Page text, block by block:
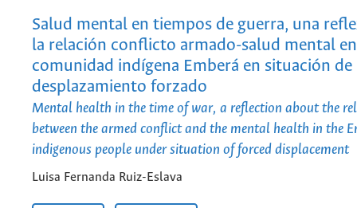
Salud mental en tiempos de guerra, una
la relación conflicto armado-salud mental
comunidad indígena Emberá en situación de
desplazamiento forzado
Mental health in the time of war, a reflection about the
between the armed conflict and the mental health in the
indigenous people under situation of forced displacement
Luisa Fernanda Ruiz-Eslava